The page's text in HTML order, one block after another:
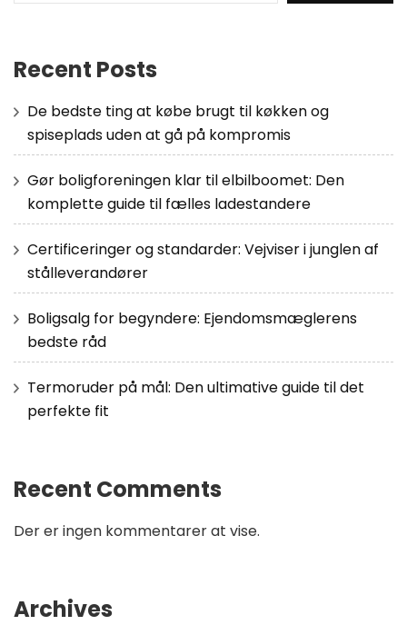
Recent Posts
De bedste ting at købe brugt til køkken og
spiseplads uden at gå på kompromis
Gør boligforeningen klar til elbilboomet: Den
komplette guide til fælles ladestandere
Certificeringer og standarder: Vejviser i junglen af
stålleverandører
Boligsalg for begyndere: Ejendomsmæglerens
bedste råd
Termoruder på mål: Den ultimative guide til det
perfekte fit
Recent Comments
Der er ingen kommentarer at vise.
Archives